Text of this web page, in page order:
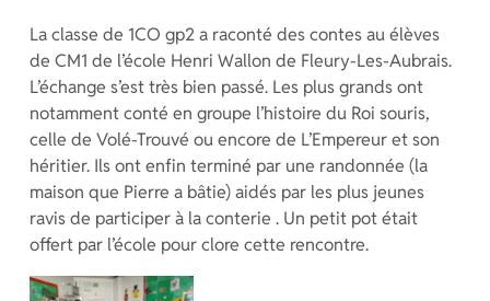
La classe de 1CO gp2 a raconté des contes au élèves
de CM1 de l’école Henri Wallon de Fleury-Les-Aubrais.
L’échange s’est très bien passé. Les plus grands ont
notamment conté en groupe l’histoire du Roi souris,
celle de Volé-Trouvé ou encore de L’Empereur et son
héritier. Ils ont enfin terminé par une randonnée (la
maison que Pierre a bâtie) aidés par les plus jeunes
ravis de participer à la conterie . Un petit pot était
offert par l’école pour clore cette rencontre.